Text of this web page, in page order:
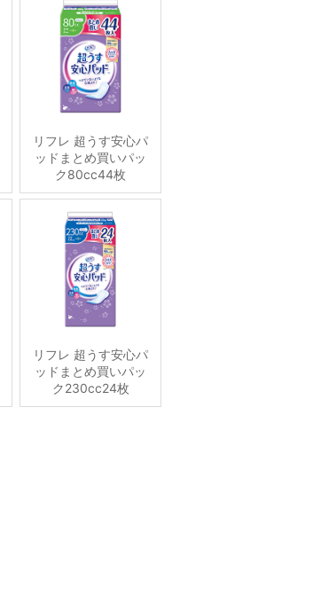
リフレ 超うす安心パ
ッドまとめ買いパッ
ク80cc44枚
リフレ 超うす安心パ
ッドまとめ買いパッ
ク230cc24枚